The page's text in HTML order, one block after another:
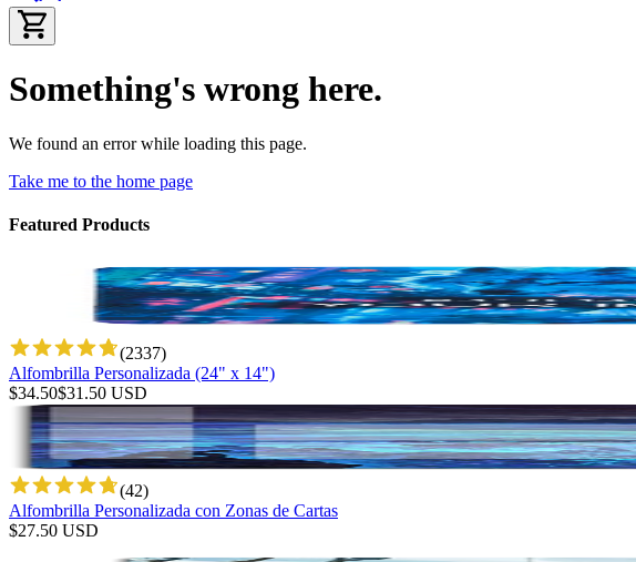
Something's wrong here.
We found an error while loading this page.
Take me to the home page
Featured Products
(2337)
Alfombrilla Personalizada (24" x 14")
$34.50$31.50 USD
(42)
Alfombrilla Personalizada con Zonas de Cartas
$27.50 USD